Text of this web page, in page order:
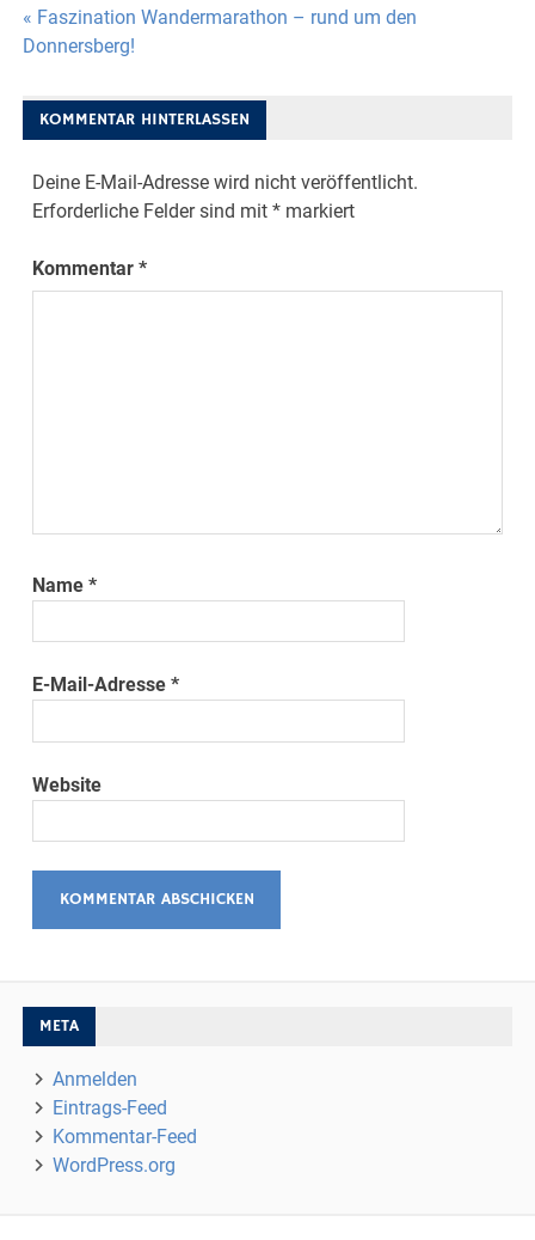
Beitragsnavigation
« Faszination Wandermarathon – rund um den
Donnersberg!
KOMMENTAR HINTERLASSEN
Deine E-Mail-Adresse wird nicht veröffentlicht.
Erforderliche Felder sind mit* markiert
Kommentar*
Name*
E-Mail-Adresse*
Website
META
Anmelden
Eintrags-Feed
Kommentar-Feed
WordPress.org